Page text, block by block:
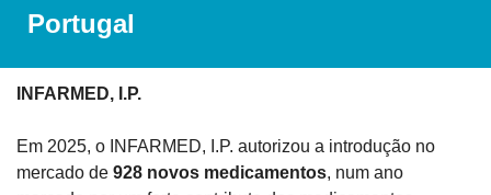
Portugal
INFARMED, I.P.
Em 2025, o INFARMED, I.P. autorizou a introdução no
mercado de 928 novos medicamentos, num ano